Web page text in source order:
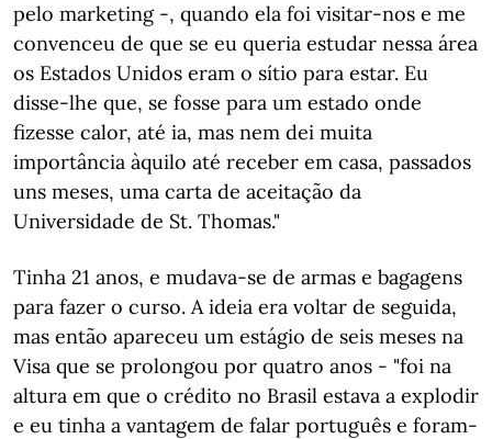
pelo marketing -, quando ela foi visitar-nos e me
convenceu de que se eu queria estudar nessa área
os Estados Unidos eram o sítio para estar. Eu
disse-lhe que, se fosse para um estado onde
fizesse calor, até ia, mas nem dei muita
importância àquilo até receber em casa, passados
uns meses, uma carta de aceitação da
Universidade de St. Thomas."
Tinha 21 anos, e mudava-se de armas e bagagens
para fazer o curso. A ideia era voltar de seguida,
mas então apareceu um estágio de seis meses na
Visa que se prolongou por quatro anos - "foi na
altura em que o crédito no Brasil estava a explodir
e eu tinha a vantagem de falar português e foram-